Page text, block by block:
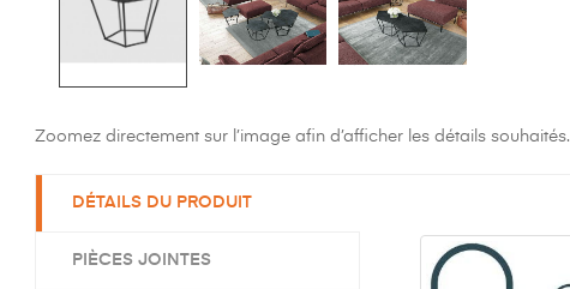
Zoomez directement sur l’image afin d’afficher les détails souhaités.
DÉTAILS DU PRODUIT
PIÈCES JOINTES